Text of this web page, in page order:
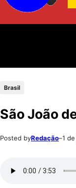
Brasil
São João
Posted byRedação–1